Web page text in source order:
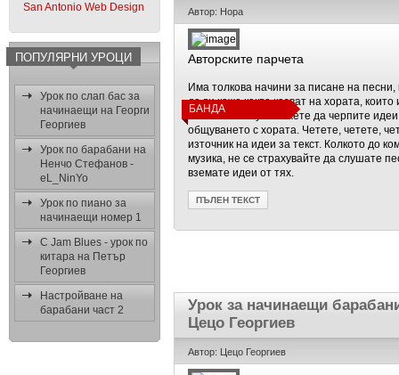
San Antonio Web Design
ПОПУЛЯРНИ УРОЦИ
Урок по слап бас за
начинаещи на Георги
Георгиев
Урок по барабани на
Ненчо Стефанов -
eL_NinYo
Урок по пиано за
начинаещи номер 1
C Jam Blues - урок по
китара на Петър
Георгиев
Настройване на
барабани част 2
Автор: Нора
БАНДА
Авторските парчета
Има толкова начини за писане на песни,
да ви кажа какво казват на хората,
това важи и тук. Можете да черпите
общуването с хората. Четете, четете,
източник на идеи за текст. Колкото до
музика, не се страхувайте да слушате
вземате идеи от тях.
ПЪЛЕН ТЕКСТ
Урок за начинаещи
Цецо Георгиев
Автор: Цецо Георгиев